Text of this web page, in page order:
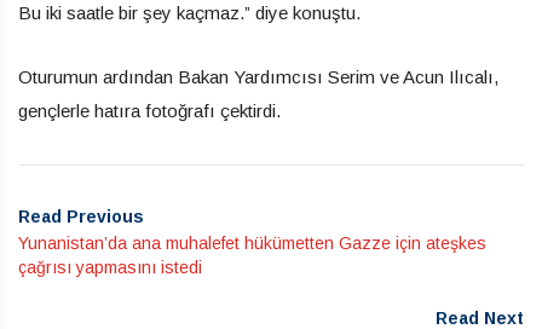
Bu iki saatle bir şey kaçmaz.” diye konuştu.
Oturumun ardından Bakan Yardımcısı Serim ve Acun Ilıcalı,
gençlerle hatıra fotoğrafı çektirdi.
Read Previous
Yunanistan’da ana muhalefet hükümetten Gazze için ateşkes
çağrısı yapmasını istedi
Read Next